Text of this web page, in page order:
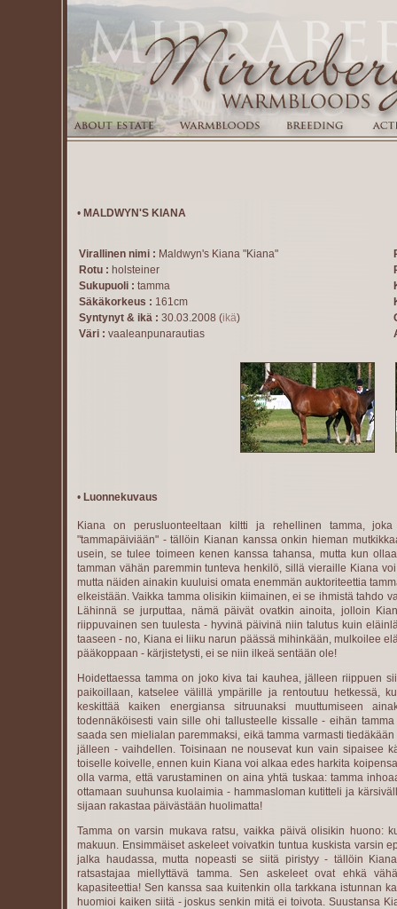
• MALDWYN'S KIANA
Virallinen nimi : Maldwyn's Kiana "Kiana"
Rotu : holsteiner
Sukupuoli : tamma
Säkäkorkeus : 161cm
Syntynyt & ikä : 30.03.2008 (ikä)
Väri : vaaleanpunarautias
• Luonnekuvaus
Kiana on perusluonteeltaan kiltti ja rehellinen tamma,
"tammapäiviään" - tällöin Kianan kanssa onkin hieman
usein, se tulee toimeen kenen kanssa tahansa, mutta kun
tamman vähän paremmin tunteva henkilö, sillä vieraille Kiana
mutta näiden ainakin kuuluisi omata enemmän auktoriteettia
elkeistään. Vaikka tamma olisikin kiimainen, ei se ihmistä tahdo
Lähinnä se jurputtaa, nämä päivät ovatkin ainoita, jolloin
riippuvainen sen tuulesta - hyvinä päivinä niin talutus kuin
taaseen - no, Kiana ei liiku narun päässä mihinkään, mulkoilee
pääkoppaan - kärjistetysti, ei se niin ilkeä sentään ole!
Hoidettaessa tamma on joko kiva tai kauhea, jälleen riippuen
paikoillaan, katselee välillä ympärille ja rentoutuu hetkessä,
keskittää kaiken energiansa sitruunaksi muuttumiseen
todennäköisesti vain sille ohi tallusteelle kissalle - eihän
saada sen mielialan paremmaksi, eikä tamma varmasti
jälleen - vaihdellen. Toisinaan ne nousevat kun vain sipaisee
toiselle koivelle, ennen kuin Kiana voi alkaa edes harkita
olla varma, että varustaminen on aina yhtä tuskaa: tamma
ottamaan suuhunsa kuolaimia - hammasloman kutitteli ja
sijaan rakastaa päivästään huolimatta!
Tamma on varsin mukava ratsu, vaikka päivä olisikin huono:
makuun. Ensimmäiset askeleet voivatkin tuntua kuskista varsin
jalka haudassa, mutta nopeasti se siitä piristyy - tällöin
ratsastajaa miellyttävä tamma. Sen askeleet ovat ehkä
kapasiteettia! Sen kanssa saa kuitenkin olla tarkkana istunnan
huomioi kaiken siitä - joskus senkin mitä ei toivota. Suustansa